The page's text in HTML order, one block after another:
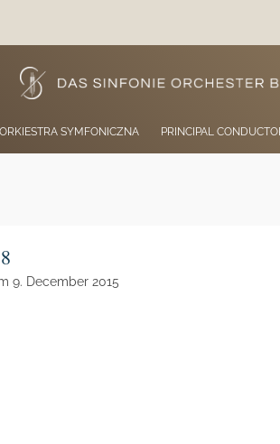
SYMFONICZNA PRINCIPAL
9. December 2015